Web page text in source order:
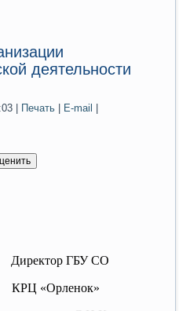
деятельности
| Печать | E-mail |
Директор ГБУ СО
КРЦ «Орленок»